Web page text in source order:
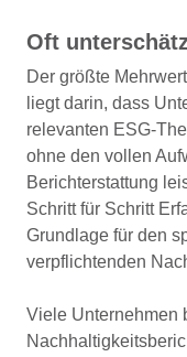
Oft
Der größte
liegt darin, dass
relevanten ESG-
ohne den vollen
Berichterstattung
Schritt für Schritt
Grundlage für den
verpflichtenden
Viele Unternehmen